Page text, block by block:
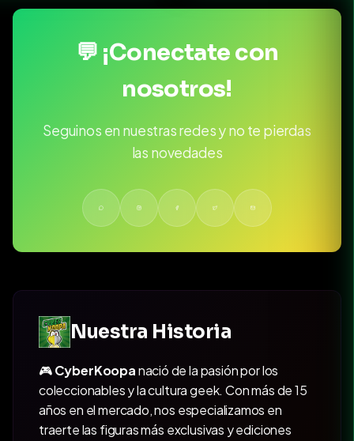
💬 ¡Conectate con
nosotros!
Seguinos en nuestras redes y no te pierdas
las novedades
Nuestra Historia
🎮CyberKoopanació de la pasión por los
coleccionables y la cultura geek. Con más de 15
años en el mercado, nos especializamos en
traerte las figuras más exclusivas y ediciones